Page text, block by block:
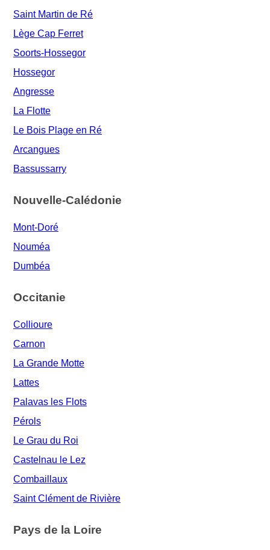
Saint Martin de Ré
Lège Cap Ferret
Soorts-Hossegor
Hossegor
Angresse
La Flotte
Le Bois Plage en Ré
Arcangues
Bassussarry
Nouvelle-Calédonie
Mont-Doré
Nouméa
Dumbéa
Occitanie
Collioure
Carnon
La Grande Motte
Lattes
Palavas les Flots
Pérols
Le Grau du Roi
Castelnau le Lez
Combaillaux
Saint Clément de Rivière
Pays de la Loire